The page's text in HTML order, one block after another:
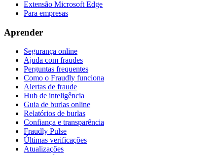
Extensão Microsoft Edge
Para empresas
Aprender
Segurança online
Ajuda com fraudes
Perguntas frequentes
Como o Fraudly funciona
Alertas de fraude
Hub de inteligência
Guia de burlas online
Relatórios de burlas
Confiança e transparência
Fraudly Pulse
Últimas verificações
Atualizações